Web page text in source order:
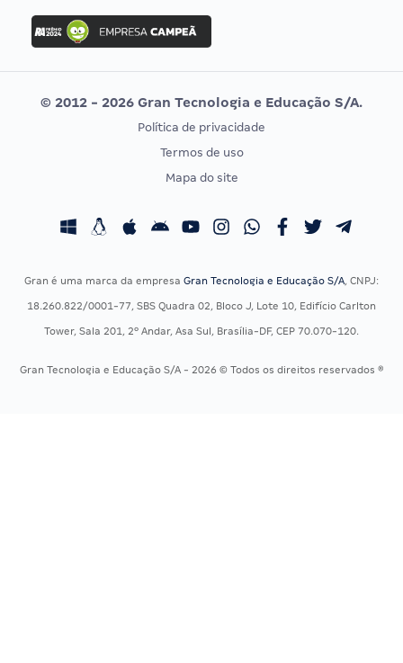
Concurso Ibama
Concurso MPU
Editais publicados
Vunesp
CONCURSOS POR PROFISSÃO
Concursos Fiscais
Concursos Saúde
Residência Multiprofissional
EXAME DE ORDEM
Calendário OAB
© 2012 - 2026 Gran Tecnologia e Educação S/A.
Política de privacidade
Termos de uso
Mapa do site
Gran é uma marca da empresa Gran Tecnologia e Educação S/A, CNPJ:
18.260.822/0001-77, SBS Quadra 02, Bloco J, Lote 10, Edifício Carlton
Tower, Sala 201, 2º Andar, Asa Sul, Brasília-DF, CEP 70.070-120.
Gran Tecnologia e Educação S/A - 2026 © Todos os direitos reservados ®